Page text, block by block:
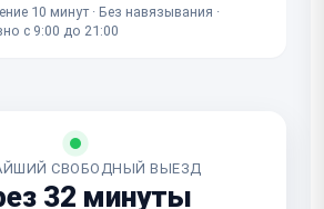
10 минут · Без навязывания ·
с 9:00 до 21:00
СВОБОДНЫЙ ВЫЕЗД
32 минуты